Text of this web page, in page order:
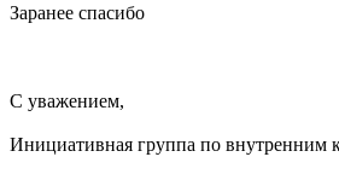
Заранее спасибо
С уважением,
Инициативная группа по